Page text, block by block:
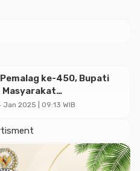
ke-450, Bupati
Masyarakat
Gotong-Royong
2025 | 09:13 WIB